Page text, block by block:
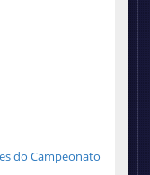
do Campeonato